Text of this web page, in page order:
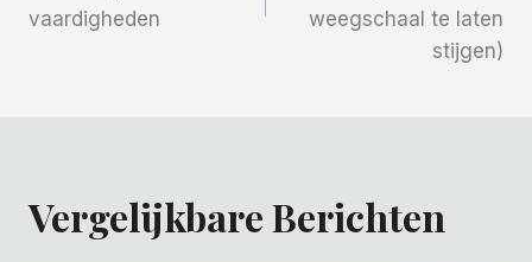
vaardigheden
weegschaal te laten
stijgen)
Vergelijkbare Berichten